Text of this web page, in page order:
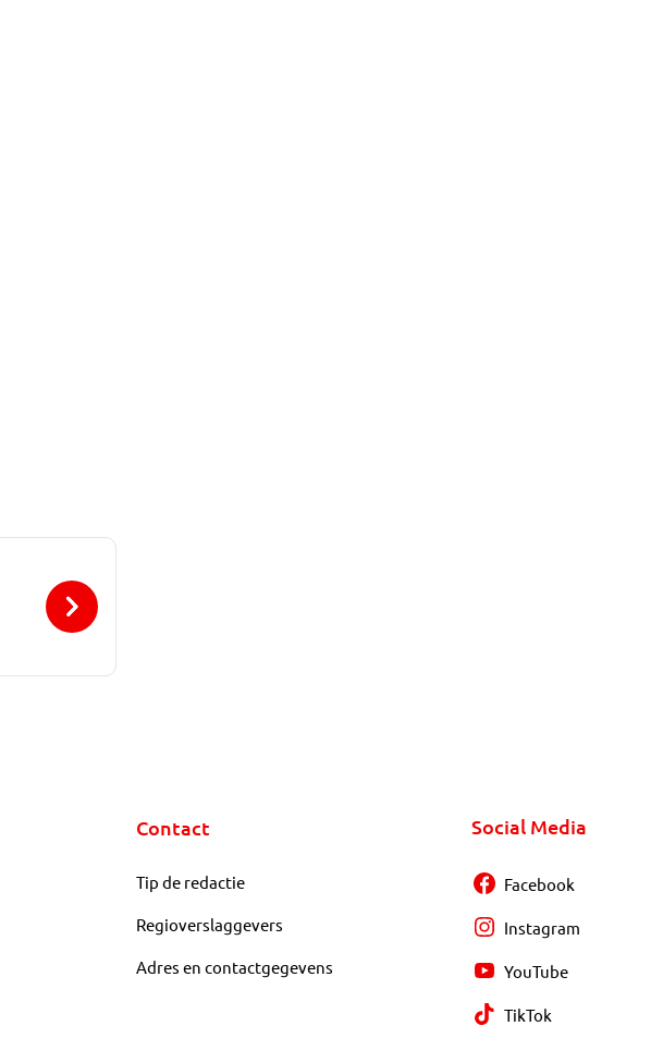
Contact
Tip de redactie
Regioverslaggevers
Adres en contactgegevens
Social Media
Facebook
Instagram
YouTube
TikTok